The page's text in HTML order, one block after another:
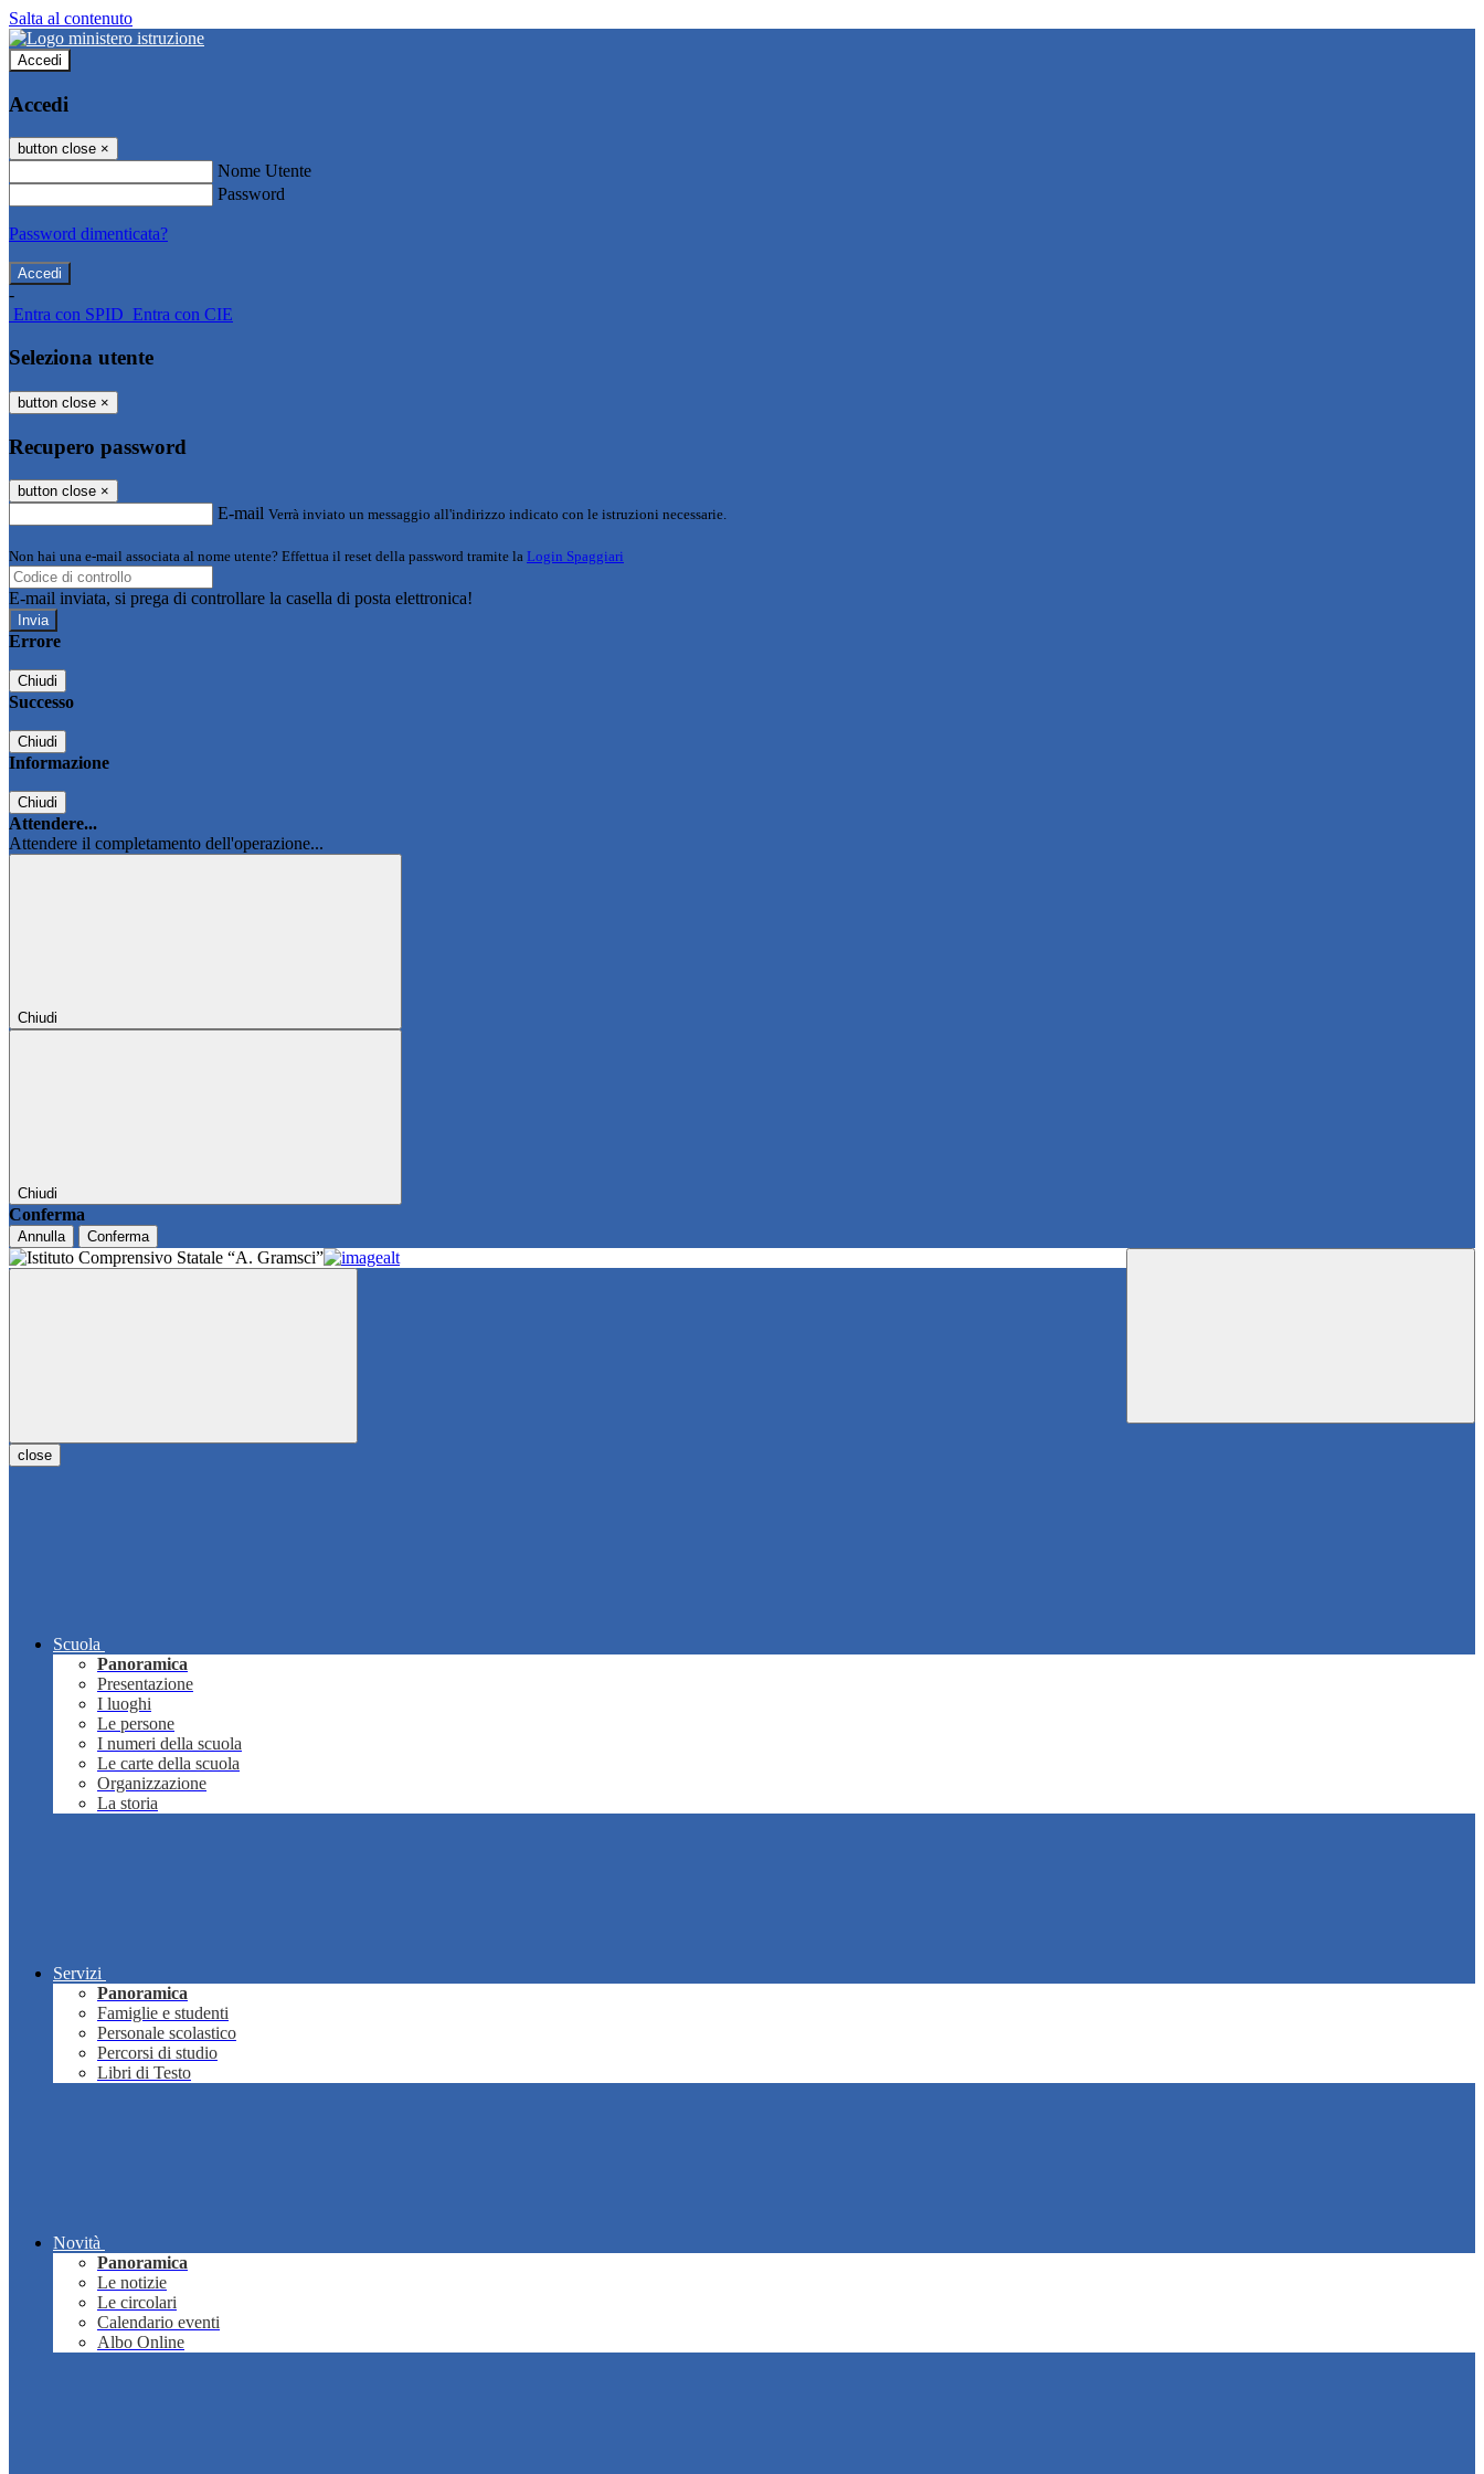
Salta al contenuto
Accedi
Accedi
button close ×
Nome Utente
Password
Password dimenticata?
-
Entra con SPID Entra con CIE
Seleziona utente
button close ×
Recupero password
button close ×
E-mail Verrà inviato un messaggio all'indirizzo indicato con le istruzioni necessarie.
Non hai una e-mail associata al nome utente? Effettua il reset della password tramite la Login Spaggiari
E-mail inviata, si prega di controllare la casella di posta elettronica!
Errore
Chiudi
Successo
Chiudi
Informazione
Chiudi
Attendere...
Attendere il completamento dell'operazione...
Chiudi
Chiudi
Conferma
Annulla Conferma
close
Scuola
Panoramica
Presentazione
I luoghi
Le persone
I numeri della scuola
Le carte della scuola
Organizzazione
La storia
Servizi
Panoramica
Famiglie e studenti
Personale scolastico
Percorsi di studio
Libri di Testo
Novità
Panoramica
Le notizie
Le circolari
Calendario eventi
Albo Online